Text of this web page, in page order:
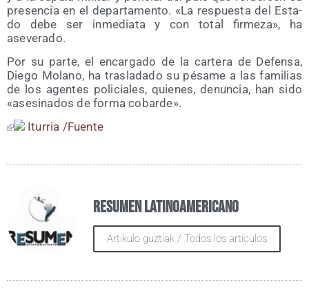
pre­sen­cia en el depar­ta­men­to. «La res­pues­ta del Esta­
do debe ser inme­dia­ta y con total fir­me­za», ha
aseverado.
Por su par­te, el encar­ga­do de la car­te­ra de Defen­sa,
Die­go Molano, ha tras­la­da­do su pésa­me a las fami­lias
de los agen­tes poli­cia­les, quie­nes, denun­cia, han sido
«ase­si­na­dos de for­ma cobarde».
Itu­rria /​Fuen­te
Resumen Latinoamericano
Artikulo guztiak / Todos los artículos